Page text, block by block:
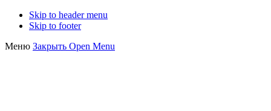
Skip to header menu
Skip to footer
Меню Закрыть Open Menu